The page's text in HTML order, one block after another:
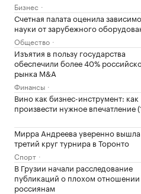
Бизнес
Счетная палата оценила
науки от зарубежного
Общество
Изъятия в пользу государства
обеспечили более 40%
рынка M&A
Финансы
Вино как бизнес-инструмент: как
произвести нужное впечатление
Мирра Андреева уверенно вышла
третий круг турнира в Торонто
Спорт
В Грузии начали расследование
публикаций о плохом отношении
россиянам